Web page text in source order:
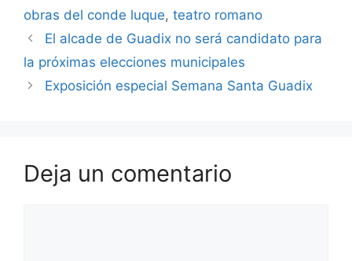
obras del conde luque, teatro romano
El alcade de Guadix no será candidato para
la próximas elecciones municipales
Exposición especial Semana Santa Guadix
Deja un comentario